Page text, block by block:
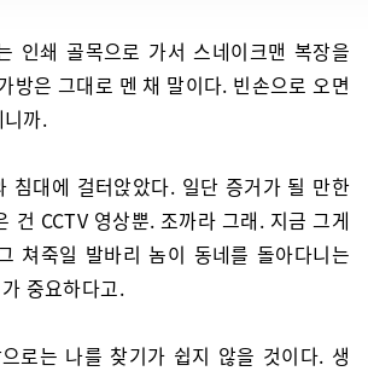
인쇄 골목으로 가서 스네이크맨 복장을
방은 그대로 멘 채 말이다. 빈손으로 오면
까.
침대에 걸터앉았다. 일단 증거가 될 만한
건 CCTV 영상뿐. 조까라 그래. 지금 그게
쳐죽일 발바리 놈이 동네를 돌아다니는
중요하다고.
로는 나를 찾기가 쉽지 않을 것이다. 생